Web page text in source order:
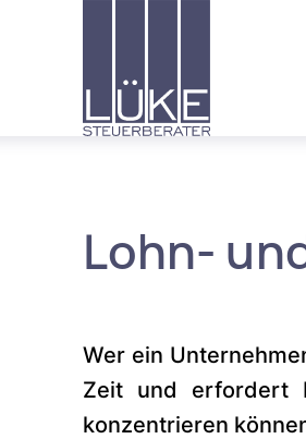
Lohn-
Wer ein
Zeit und erfordert
konzentrieren
<script src="https://